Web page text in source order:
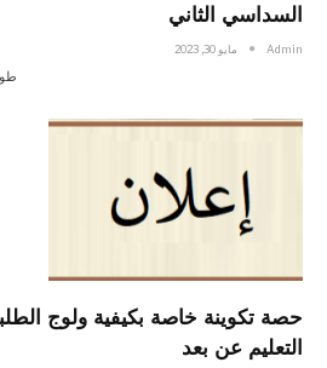
السداسي الثاني
Admin مايو 30, 2023
حصة تكوينة خاصة بكيفية ولوج
التعليم عن بعد